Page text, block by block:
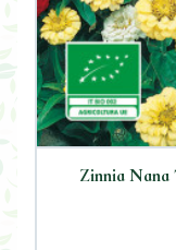
Zinnia Nana